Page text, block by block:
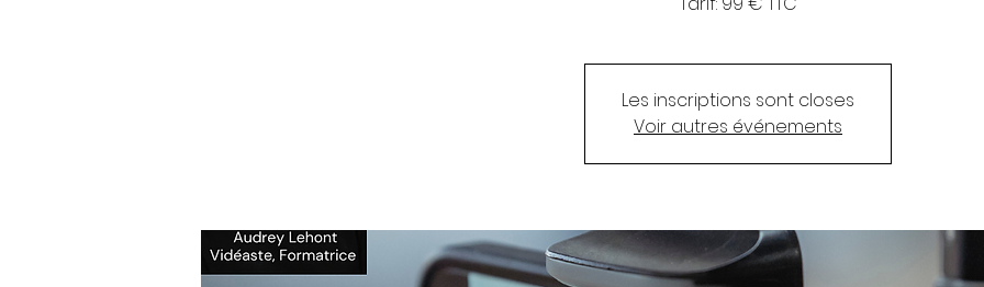
Les inscriptions sont closes
Voir autres événements